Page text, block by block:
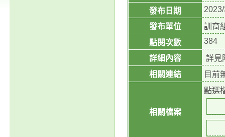
發布日期
發布單位
訓育
點閱次數
384
詳細內容
詳見
相關連結
目前
相關檔案
點選